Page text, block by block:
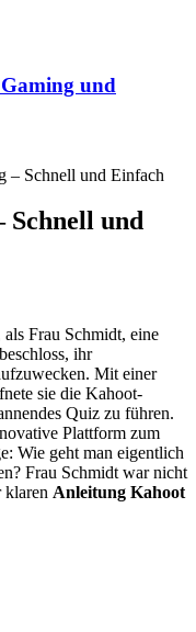
und
– Schnell und Einfach
Schnell und
Frau Schmidt, eine
ihr
Mit einer
sie die Kahoot-
Quiz zu führen.
Plattform zum
Wie geht man eigentlich
Frau Schmidt war nicht
klaren Anleitung Kahoot